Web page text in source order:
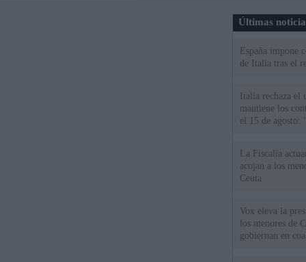
Últimas
España impone
de Italia tras el
Italia rechaza
mantiene los
el 15 de agosto:
La Fiscalía
acojan a los
Ceuta
Vox eleva la
los menores de
gobiernan en